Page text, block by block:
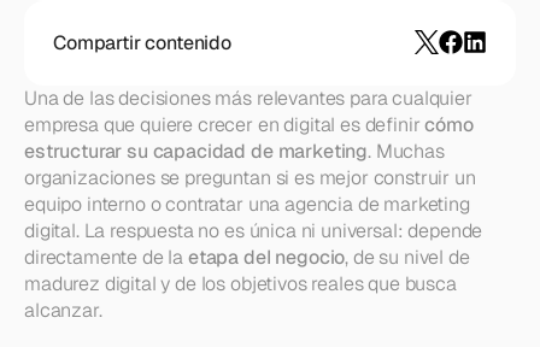
Compartir contenido
Una de las decisiones más relevantes para cualquier
empresa que quiere crecer en digital es definir cómo
estructurar su capacidad de marketing. Muchas
organizaciones se preguntan si es mejor construir un
equipo interno o contratar una agencia de marketing
digital. La respuesta no es única ni universal: depende
directamente de la etapa del negocio, de su nivel de
madurez digital y de los objetivos reales que busca
alcanzar.